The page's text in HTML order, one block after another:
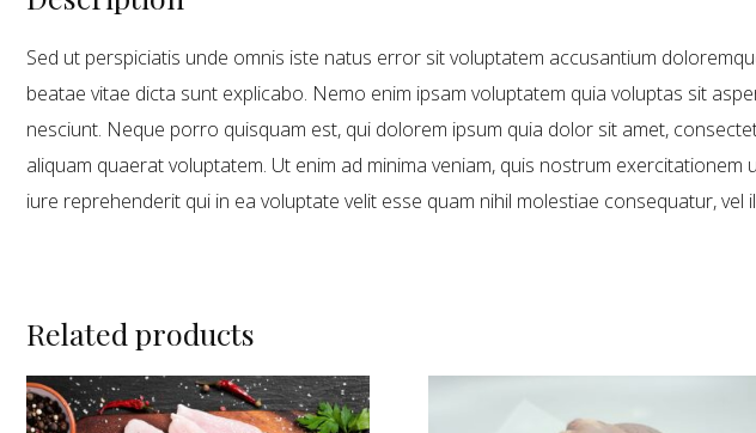
Sed ut perspiciatis unde omnis iste natus error sit voluptatem accusantium
beatae vitae dicta sunt explicabo. Nemo enim ipsam voluptatem quia voluptas sit
nesciunt. Neque porro quisquam est, qui dolorem ipsum quia dolor sit amet,
aliquam quaerat voluptatem. Ut enim ad minima veniam, quis nostrum
iure reprehenderit qui in ea voluptate velit esse quam nihil molestiae consequatur,
Related products